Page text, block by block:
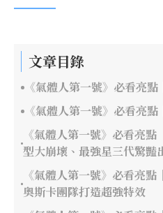
文章目錄
《氣體人第一號》必看亮
《氣體人第一號》必看亮
《氣體人第一號》必看亮
型大崩壞、最強星三代驚豔
《氣體人第一號》必看亮點
奧斯卡團隊打造超強特效